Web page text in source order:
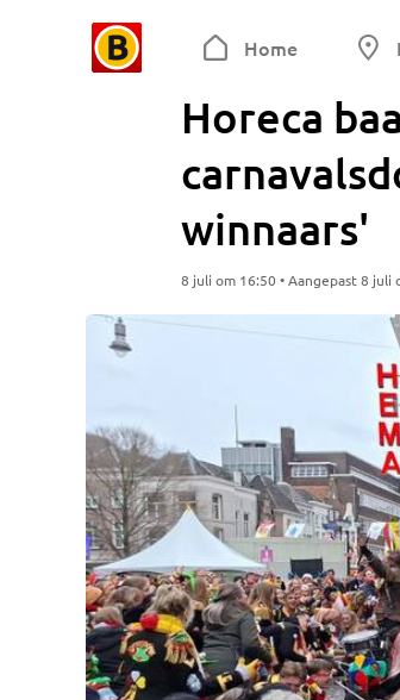
Home
Horeca
winnaars'
8 juli om 16:50 • Aangepast 8 juli